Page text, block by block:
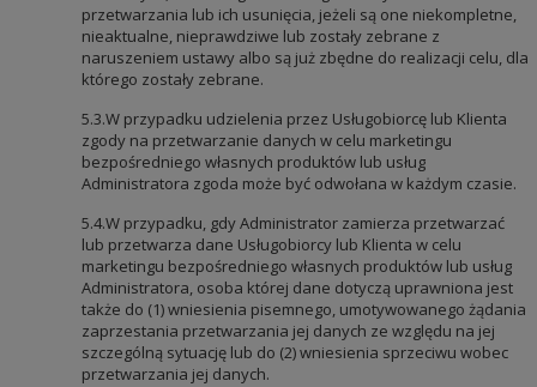
przetwarzania lub ich usunięcia, jeżeli są one niekompletne,
nieaktualne, nieprawdziwe lub zostały zebrane z
naruszeniem ustawy albo są już zbędne do realizacji celu, dla
którego zostały zebrane.
5.3.W przypadku udzielenia przez Usługobiorcę lub Klienta
zgody na przetwarzanie danych w celu marketingu
bezpośredniego własnych produktów lub usług
Administratora zgoda może być odwołana w każdym czasie.
5.4.W przypadku, gdy Administrator zamierza przetwarzać
lub przetwarza dane Usługobiorcy lub Klienta w celu
marketingu bezpośredniego własnych produktów lub usług
Administratora, osoba której dane dotyczą uprawniona jest
także do (1) wniesienia pisemnego, umotywowanego żądania
zaprzestania przetwarzania jej danych ze względu na jej
szczególną sytuację lub do (2) wniesienia sprzeciwu wobec
przetwarzania jej danych.